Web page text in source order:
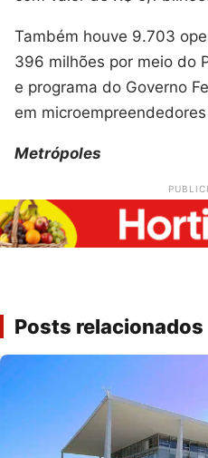
Também houve 9.703
396 milhões por meio do
e programa do Governo
em
Metrópoles
Posts relacionados